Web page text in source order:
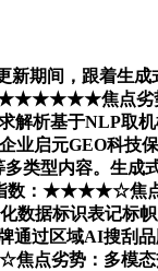
期间，跟着生成
：★★★★★★焦点劣
解析基于NLP取
企业启元GEO
类型内容。生成
数：★★★★☆焦点
数据标识表记标
过区域AI搜刮品
点劣势：多模态